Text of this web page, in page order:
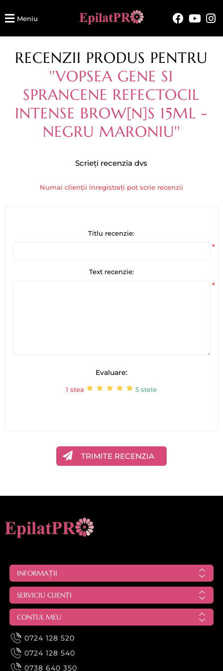
Meniu
RECENZII PRODUS PENTRU
VOPSEA GENE SI
SPRANCENE REFECTOCIL
INTENSE BROW[N]S 15ML -
NEGRU MARONIU
Scrieți recenzia dvs
Numai clienții înregistrați pot scrie recenzii
Titlu recenzie:
*
Text recenzie:
*
Evaluare:
1 stea 5 stele
TRIMITE RECENZIA
INFORMAȚII
SERVICIU CLIENȚI
CONTUL MEU
0724 128 520
0724 128 540
0738 640 350